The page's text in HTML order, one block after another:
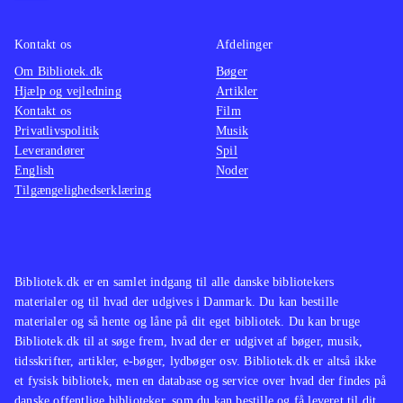
velkendte Singstar koncept. Men
netop det velkendte sangrepertoire vil
nok gøre det populært i de danske
stuer på tværs af aldersgrupper
Singstar konceptet er trods mange år
på bagen og begrænset udvikling af
gameplay siden fremkomsten stadig
med en sangstjerne i maven.
Bibliotek.dk er en samlet indgang til alle danske bibliotekers
materialer og til hvad der udgives i Danmark. Du kan bestille
materialer og så hente og låne på dit eget bibliotek. Du kan bruge
Bibliotek.dk til at søge frem, hvad der er udgivet af bøger, musik,
tidsskrifter, artikler, e-bøger, lydbøger osv. Bibliotek.dk er altså ikke
et fysisk bibliotek, men en database og service over hvad der findes på
Kontakt os
Om Bibliotek.dk
Hjælp og vejledning
Kontakt os
Privatlivspolitik
Leverandører
English
Tilgængelighedserklæring
Afdelinger
Bøger
Artikler
Film
Musik
Spil
Noder